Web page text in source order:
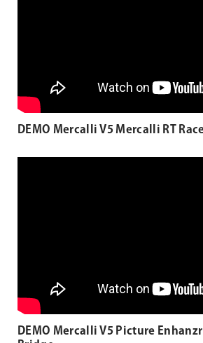
DEMO Mercalli V5 Mercalli RT
DEMO Mercalli V5 Picture